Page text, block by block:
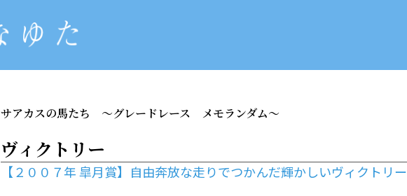
サアカスの馬たち ～グレードレース メモランダム～
ヴィクトリー
【２００７年 皐月賞】自由奔放な走りでつかんだ輝かしいヴィクトリー